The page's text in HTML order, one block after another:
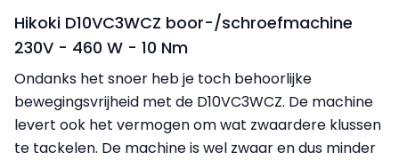
Hikoki D10VC3WCZ boor-/schroefmachine
230V - 460 W - 10 Nm
Ondanks het snoer heb je toch behoorlijke
bewegingsvrijheid met de D10VC3WCZ. De machine
levert ook het vermogen om wat zwaardere klussen
te tackelen. De machine is wel zwaar en dus minder